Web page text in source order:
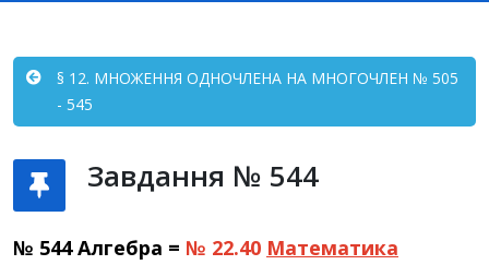
§ 12. МНОЖЕННЯ ОДНОЧЛЕНА НА МНОГОЧЛЕН № 505
- 545
Завдання № 544
№ 544 Алгебра = № 22.40 Математика